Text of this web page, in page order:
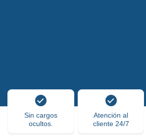
Sin cargos
ocultos.
Atención al
cliente 24/7